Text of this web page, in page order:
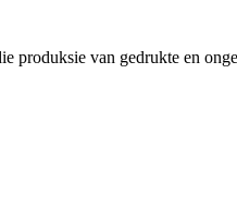
van gedrukte en